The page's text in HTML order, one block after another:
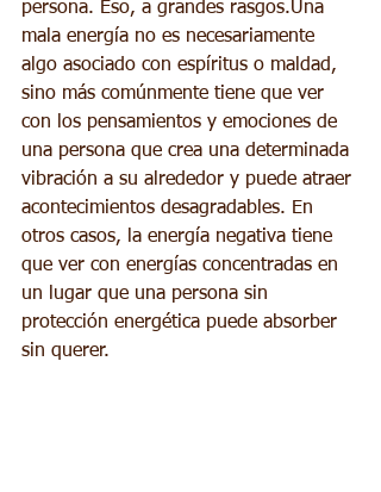
persona. Eso, a grandes rasgos.Una
mala energía no es necesariamente
algo asociado con espíritus o maldad,
sino más comúnmente tiene que ver
con los pensamientos y emociones de
una persona que crea una determinada
vibración a su alrededor y puede atraer
acontecimientos desagradables. En
otros casos, la energía negativa tiene
que ver con energías concentradas en
un lugar que una persona sin
protección energética puede absorber
sin querer.